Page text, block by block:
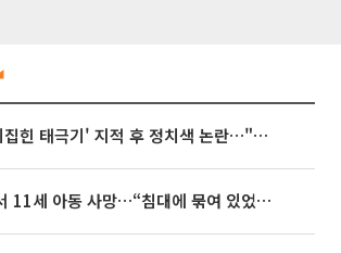
김희철, '뒤집힌 태극기' 지적 후 정치색 논란…"좌우 떠나 우리나라 국기"
천안 교회서 11세 아동 사망…“침대에 묶여 있었다” 진술 확보